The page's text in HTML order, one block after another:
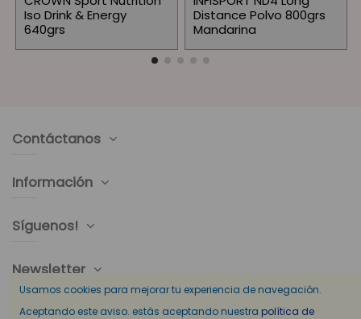
Iso Drink & Energy
640grs
Distance Polvo 800grs
Mandarina
Contáctanos
Información
Síguenos!
Newsletter
Usamos cookies para mejorar tu experiencia de navegación.
Aceptando este aviso. estás aceptando nuestra política de